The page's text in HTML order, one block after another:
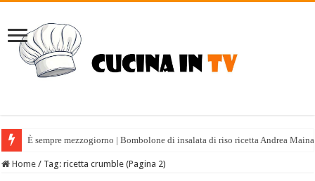
È sempre mezzogiorno | Bombolone di insalata di riso ricetta Andrea
Home / Tag:ricetta crumble (Pagina 2)